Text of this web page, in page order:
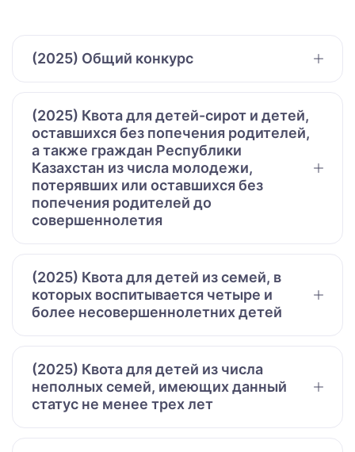
(2025) Общий конкурс
(2025) Квота для детей-сирот и детей,
оставшихся без попечения родителей,
а также граждан Республики
Казахстан из числа молодежи,
потерявших или оставшихся без
попечения родителей до
совершеннолетия
(2025) Квота для детей из семей, в
которых воспитывается четыре и
более несовершеннолетних детей
(2025) Квота для детей из числа
неполных семей, имеющих данный
статус не менее трех лет